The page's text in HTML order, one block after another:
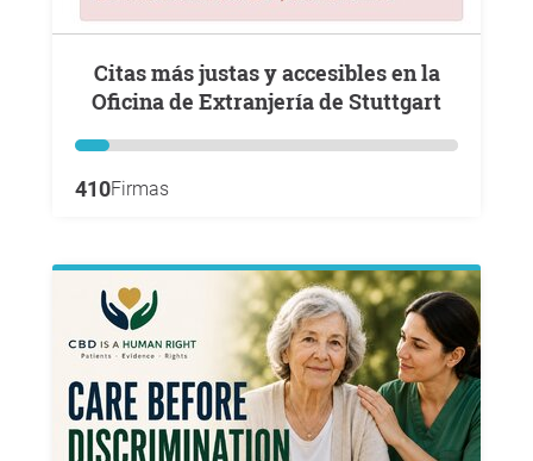
Citas más justas y accesibles en la
Oficina de Extranjería de Stuttgart
410Firmas